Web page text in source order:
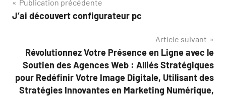
Navigation
de
Publication précédente
J’ai découvert configurateur pc
Article suivant
Révolutionnez Votre Présence en Ligne avec le
Soutien des Agences Web : Alliés Stratégiques
pour Redéfinir Votre Image Digitale, Utilisant des
Stratégies Innovantes en Marketing Numérique,